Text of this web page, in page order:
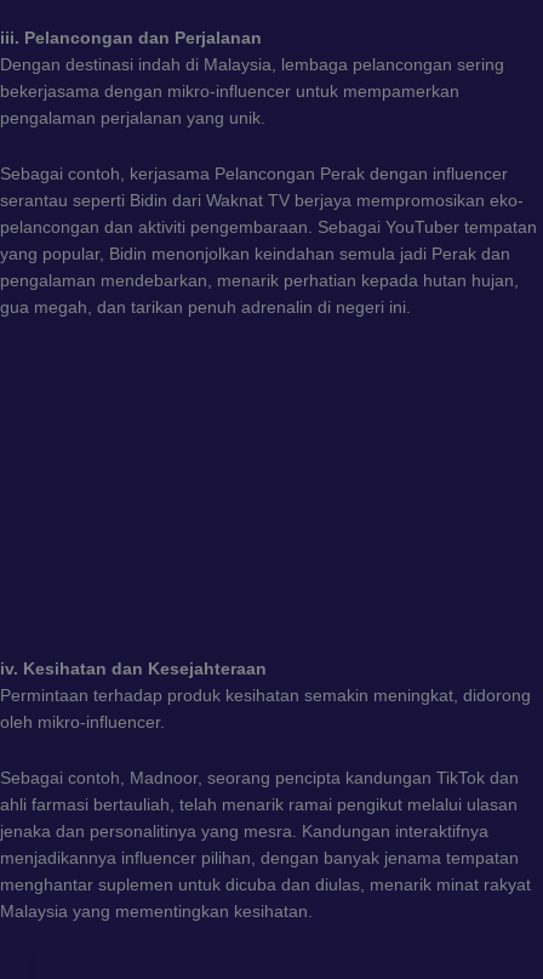
iii. Pelancongan dan Perjalanan
Dengan destinasi indah di Malaysia, lembaga pelancongan sering
bekerjasama dengan mikro-influencer untuk mempamerkan
pengalaman perjalanan yang unik.
Sebagai contoh, kerjasama Pelancongan Perak dengan influencer
serantau seperti Bidin dari Waknat TV berjaya mempromosikan eko-
pelancongan dan aktiviti pengembaraan. Sebagai YouTuber tempatan
yang popular, Bidin menonjolkan keindahan semula jadi Perak dan
pengalaman mendebarkan, menarik perhatian kepada hutan hujan,
gua megah, dan tarikan penuh adrenalin di negeri ini.
iv. Kesihatan dan Kesejahteraan
Permintaan terhadap produk kesihatan semakin meningkat, didorong
oleh mikro-influencer.
Sebagai contoh, Madnoor, seorang pencipta kandungan TikTok dan
ahli farmasi bertauliah, telah menarik ramai pengikut melalui ulasan
jenaka dan personalitinya yang mesra. Kandungan interaktifnya
menjadikannya influencer pilihan, dengan banyak jenama tempatan
menghantar suplemen untuk dicuba dan diulas, menarik minat rakyat
Malaysia yang mementingkan kesihatan.